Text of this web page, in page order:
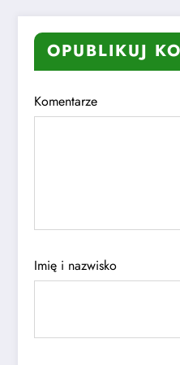
OPUBLIKUJ
Komentarze
Imię i nazwisko